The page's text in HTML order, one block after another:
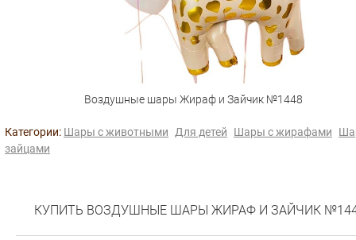
Воздушные шары Жираф и Зайчик №1448
Категории: Шары с животными Для детей Шары с жирафами
зайцами
КУПИТЬ ВОЗДУШНЫЕ ШАРЫ ЖИРАФ И ЗАЙЧИК